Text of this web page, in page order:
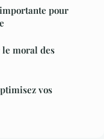
pour
moral des
vos